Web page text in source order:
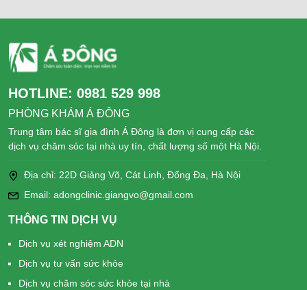
HOTLINE: 0981 529 998
PHÒNG KHÁM Á ĐÔNG
Trung tâm bác sĩ gia đình Á Đông là đơn vị cung cấp các
dịch vụ chăm sóc tại nhà uy tín, chất lượng số một Hà Nội.
Địa chỉ: 22D Giảng Võ, Cát Linh, Đống Đa, Hà Nội
Email: adongclinic.giangvo@gmail.com
THÔNG TIN DỊCH VỤ
Dịch vụ xét nghiệm ADN
Dịch vụ tư vấn sức khỏe
Dịch vụ chăm sóc sức khỏe tại nhà